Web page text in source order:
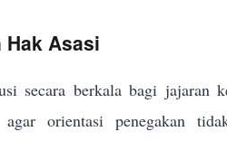
Hak Asasi
secara berkala bagi jajaran
orientasi penegakan